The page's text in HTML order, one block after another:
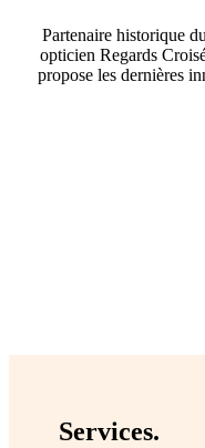
Partenaire historique
opticien Regards
propose les dernières
Services.